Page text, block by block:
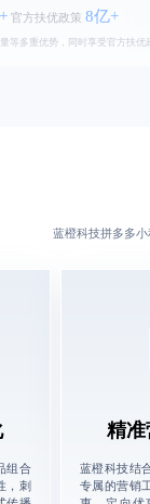
等多重优势，同时享受官方扶优
蓝橙科技拼多多
组合
，刺
精准
蓝橙科技结
专属的营销